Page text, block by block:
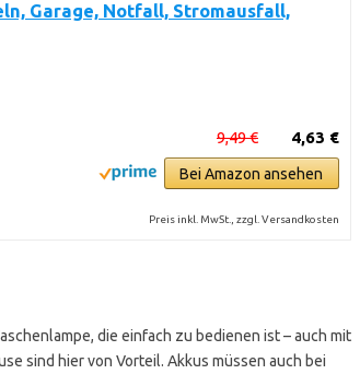
Garage, Notfall, Stromausfall,
4,63 €
9,49 €
Bei Amazon ansehen
Preis inkl. MwSt., zzgl. Versandkosten
die einfach zu bedienen ist – auch mit
sind hier von Vorteil. Akkus müssen auch bei